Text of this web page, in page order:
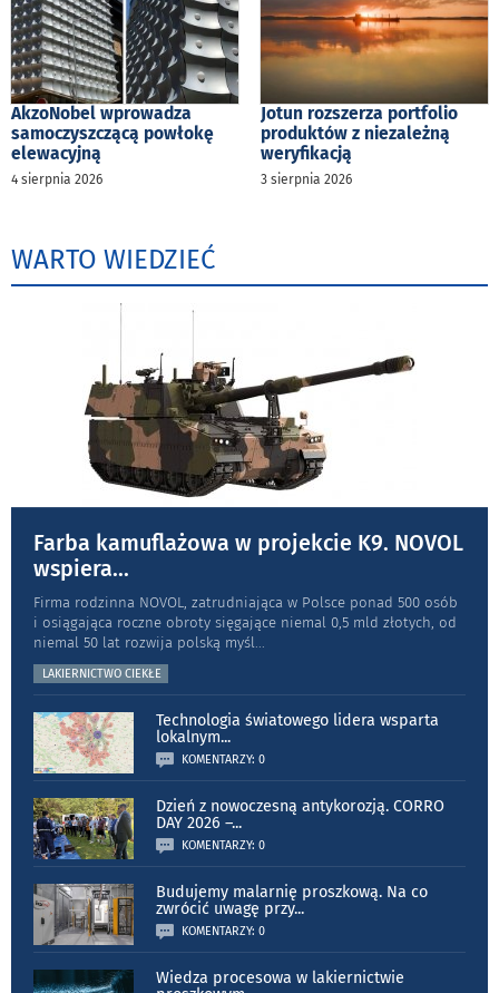
AkzoNobel wprowadza
samoczyszczącą powłokę
elewacyjną
4 sierpnia 2026
Jotun rozszerza portfolio
produktów z niezależną
weryfikacją
3 sierpnia 2026
WARTO WIEDZIEĆ
Farba kamuflażowa w projekcie K9. NOVOL
wspiera...
Firma rodzinna NOVOL, zatrudniająca w Polsce ponad 500 osób
i osiągająca roczne obroty sięgające niemal 0,5 mld złotych, od
niemal 50 lat rozwija polską myśl...
LAKIERNICTWO CIEKŁE
Technologia światowego lidera wsparta
lokalnym...
KOMENTARZY: 0
Dzień z nowoczesną antykorozją. CORRO
DAY 2026 –...
KOMENTARZY: 0
Budujemy malarnię proszkową. Na co
zwrócić uwagę przy...
KOMENTARZY: 0
Wiedza procesowa w lakiernictwie